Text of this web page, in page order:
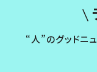
“人”のグッドニ